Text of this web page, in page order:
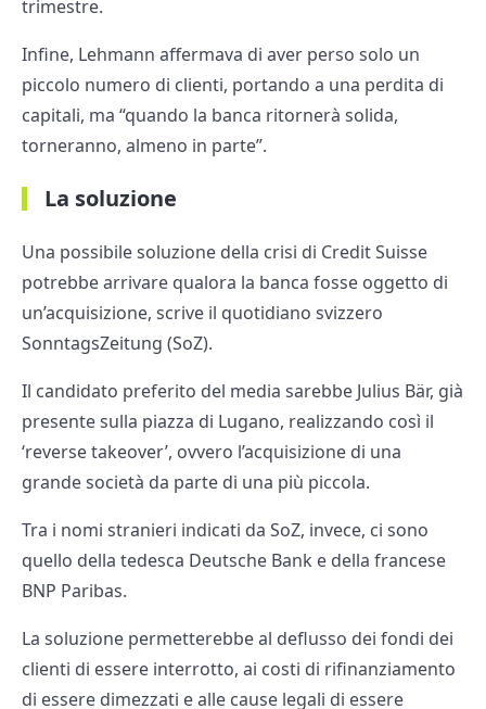
trimestre.
Infine, Lehmann affermava di aver perso solo un
piccolo numero di clienti, portando a una perdita di
capitali, ma “quando la banca ritornerà solida,
torneranno, almeno in parte”.
La soluzione
Una possibile soluzione della crisi di Credit Suisse
potrebbe arrivare qualora la banca fosse oggetto di
un’acquisizione, scrive il quotidiano svizzero
SonntagsZeitung (SoZ).
Il candidato preferito del media sarebbe Julius Bär, già
presente sulla piazza di Lugano, realizzando così il
‘reverse takeover’, ovvero l’acquisizione di una
grande società da parte di una più piccola.
Tra i nomi stranieri indicati da SoZ, invece, ci sono
quello della tedesca Deutsche Bank e della francese
BNP Paribas.
La soluzione permetterebbe al deflusso dei fondi dei
clienti di essere interrotto, ai costi di rifinanziamento
di essere dimezzati e alle cause legali di essere